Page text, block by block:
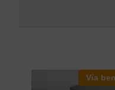
Via